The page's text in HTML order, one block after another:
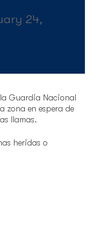
24,
Guardia Nacional
zona en espera de
llamas.
heridas o